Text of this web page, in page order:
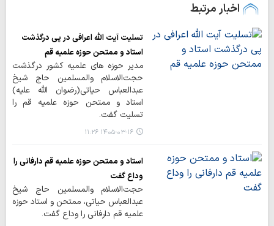
اخبار مرتبط
تسلیت آیت الله اعرافی در پی درگذشت
استاد و ممتحن حوزه علمیه قم
مدیر حوزه های علمیه کشور درگذشت
حجت‌الاسلام والمسلمین حاج شیخ
عبدالعباس حیاتی(رضوان الله علیه)
استاد و ممتحن حوزه علمیه قم را
تسلیت گفت.
۱۴۰۵-۰۳-۱۶ ۱۱:۲۶
استاد و ممتحن حوزه علمیه قم دارفانی را
وداع گفت
حجت‌الاسلام والمسلمین حاج شیخ
عبدالعباس حیاتی، ممتحن و استاد حوزه
علمیه قم دارفانی را وداع گفت.